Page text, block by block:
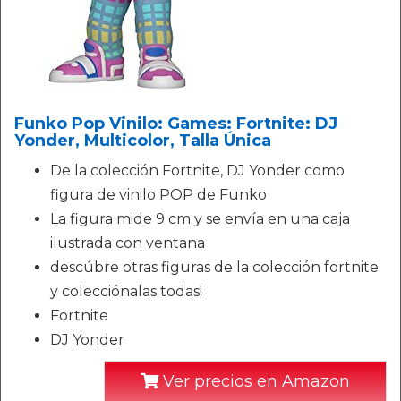
Funko Pop Vinilo: Games: Fortnite: DJ
Yonder, Multicolor, Talla Única
De la colección Fortnite, DJ Yonder como
figura de vinilo POP de Funko
La figura mide 9 cm y se envía en una caja
ilustrada con ventana
descúbre otras figuras de la colección fortnite
y colecciónalas todas!
Fortnite
DJ Yonder
Ver precios en Amazon